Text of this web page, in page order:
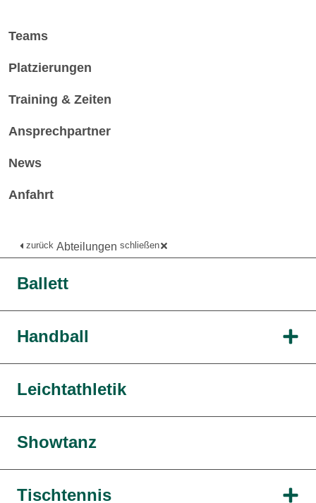
Teams
Platzierungen
Training & Zeiten
Ansprechpartner
News
Anfahrt
zurück Abteilungen schließen
Ballett
Handball
Leichtathletik
Showtanz
Tischtennis